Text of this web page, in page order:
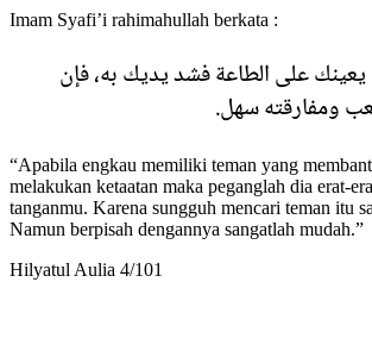
Imam Syafi’i rahimahullah berkata :
على الطاعة فشد يديك به، فإن
ومفارقته سهل.
“Apabila engkau memiliki teman yang
melakukan ketaatan maka peganglah dia erat-
tanganmu. Karena sungguh mencari teman itu
Namun berpisah dengannya sangatlah mudah.”
Hilyatul Aulia 4/101